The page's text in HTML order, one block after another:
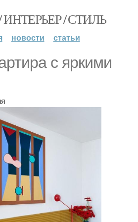
/ СТИЛЬ
новости статьи
с яркими